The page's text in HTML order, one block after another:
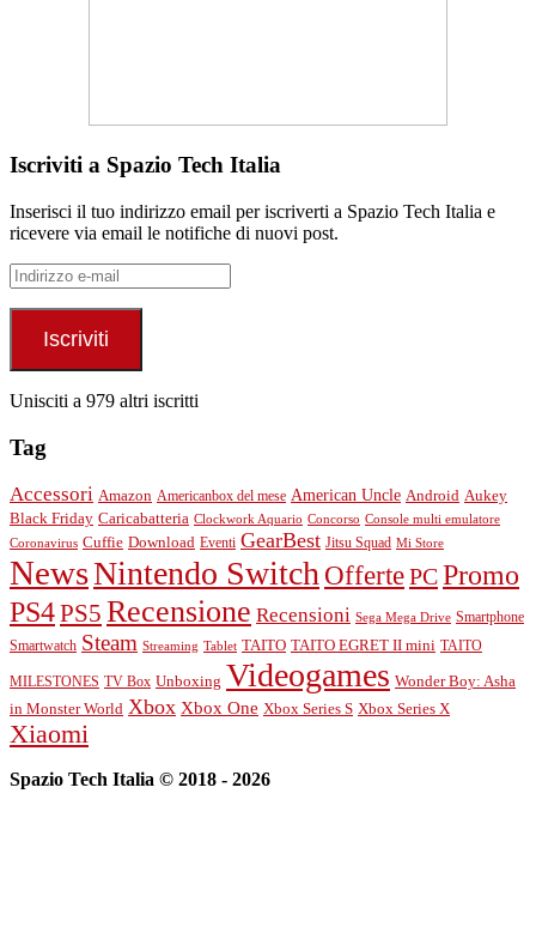
Iscriviti a Spazio Tech Italia
Inserisci il tuo indirizzo email per iscriverti a Spazio Tech Italia e
ricevere via email le notifiche di nuovi post.
Indirizzo
e-
mail
Iscriviti
Unisciti a 979 altri iscritti
Tag
Accessori Amazon Americanbox del mese American Uncle Android Aukey
Black Friday Caricabatteria Clockwork Aquario Concorso Console multi emulatore
Coronavirus Cuffie Download Eventi GearBest Jitsu Squad Mi Store
NewsNintendo Switch OffertePCPromo
PS4PS5 Recensione Recensioni Sega Mega Drive Smartphone
Smartwatch Steam Streaming Tablet TAITO TAITO EGRET II mini TAITO
MILESTONES TV Box Unboxing Videogames Wonder Boy: Asha
in Monster World Xbox Xbox One Xbox Series S Xbox Series X
Xiaomi
Spazio Tech Italia © 2018 - 2026